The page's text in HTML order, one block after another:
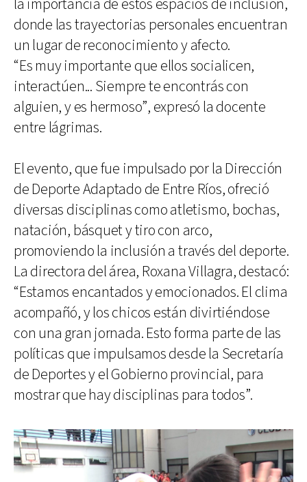
la importancia de estos espacios de inclusión,
donde las trayectorias personales encuentran
un lugar de reconocimiento y afecto.
“Es muy importante que ellos socialicen,
interactúen... Siempre te encontrás con
alguien, y es hermoso”, expresó la docente
entre lágrimas.
El evento, que fue impulsado por la Dirección
de Deporte Adaptado de Entre Ríos, ofreció
diversas disciplinas como atletismo, bochas,
natación, básquet y tiro con arco,
promoviendo la inclusión a través del deporte.
La directora del área, Roxana Villagra, destacó:
“Estamos encantados y emocionados. El clima
acompañó, y los chicos están divirtiéndose
con una gran jornada. Esto forma parte de las
políticas que impulsamos desde la Secretaría
de Deportes y el Gobierno provincial, para
mostrar que hay disciplinas para todos”.